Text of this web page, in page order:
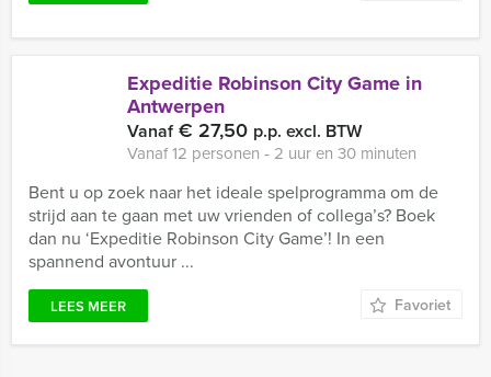
Expeditie Robinson City Game in
Antwerpen
Vanaf€ 27,50 p.p. excl. BTW
Vanaf 12 personen ‐ 2 uur en 30 minuten
Bent u op zoek naar het ideale spelprogramma om de
strijd aan te gaan met uw vrienden of collega’s? Boek
dan nu ‘Expeditie Robinson City Game’! In een
spannend avontuur ...
LEES MEER Favoriet